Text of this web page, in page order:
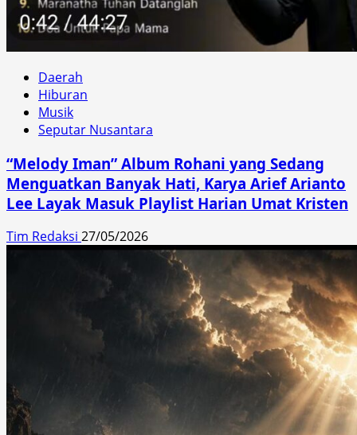
Daerah
Hiburan
Musik
Seputar Nusantara
“Melody Iman” Album Rohani yang Sedang
Menguatkan Banyak Hati, Karya Arief Arianto
Lee Layak Masuk Playlist Harian Umat Kristen
Tim Redaksi 27/05/2026